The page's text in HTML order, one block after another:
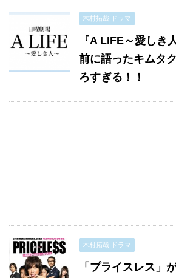
木村拓哉 ドラマ
『A LIFE～愛し
前に語ったキムタ
ろすぎる！！
木村拓哉 ドラマ
「プライスレス」